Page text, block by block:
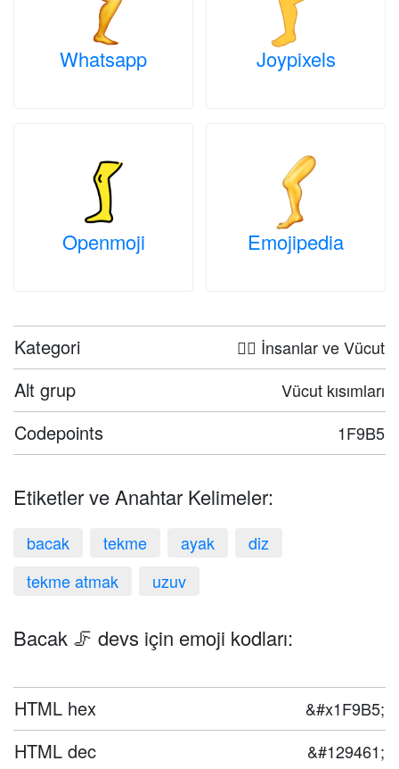
Whatsapp Joypixels
Openmoji Emojipedia
Kategori 🤦‍♀️ İnsanlar ve Vücut
Alt grup Vücut kısımları
Codepoints 1F9B5
Etiketler ve Anahtar Kelimeler:
bacak tekme ayak
diz
tekme atmak
uzuv
Bacak 🦵 devs için emoji kodları:
HTML hex &#x1F9B5;
HTML dec &#129461;